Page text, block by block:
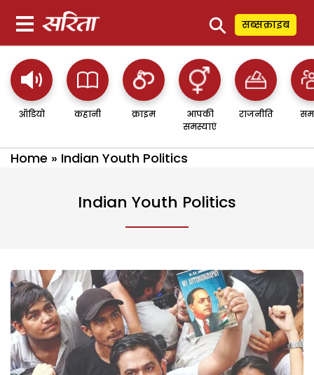
⚲ सब्सक्राइब
ऑडियो कहानी क्राइम
आपकी
समस्याएं
राजनीति
Home » Indian Youth Politics
Indian Youth Politics